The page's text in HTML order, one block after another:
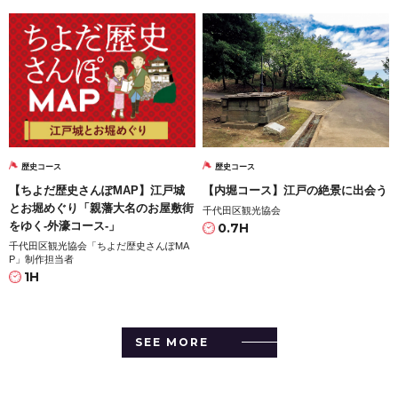
歴史コース
【ちよだ歴史さんぽMAP】江戸城
とお堀めぐり「親藩大名のお屋敷街
をゆく-外濠コース-」
千代田区観光協会「ちよだ歴史さんぽMA
P」制作担当者
1H
歴史コース
【内堀コース】江戸の絶景に出会う
千代田区観光協会
0.7H
SEE MORE